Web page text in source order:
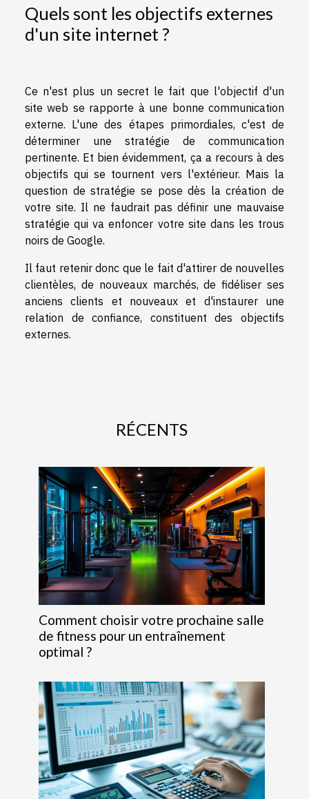
Quels sont les objectifs externes
d'un site internet ?
Ce n'est plus un secret le fait que l'objectif d'un
site web se rapporte à une bonne communication
externe. L'une des étapes primordiales, c'est de
déterminer une stratégie de communication
pertinente. Et bien évidemment, ça a recours à des
objectifs qui se tournent vers l'extérieur. Mais la
question de stratégie se pose dès la création de
votre site. Il ne faudrait pas définir une mauvaise
stratégie qui va enfoncer votre site dans les trous
noirs de Google.
Il faut retenir donc que le fait d'attirer de nouvelles
clientèles, de nouveaux marchés, de fidéliser ses
anciens clients et nouveaux et d'instaurer une
relation de confiance, constituent des objectifs
externes.
RÉCENTS
Comment choisir votre prochaine salle
de fitness pour un entraînement
optimal ?